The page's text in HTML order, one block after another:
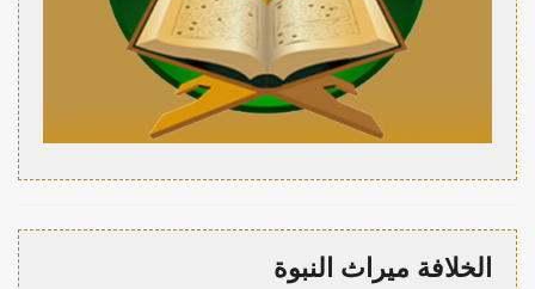
الخلافة ميراث النبوة